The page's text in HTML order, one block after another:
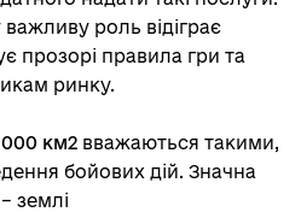
роль відіграє
прозорі правила гри та
ринку.
000 км2 вважаються такими,
бойових дій. Значна
землі